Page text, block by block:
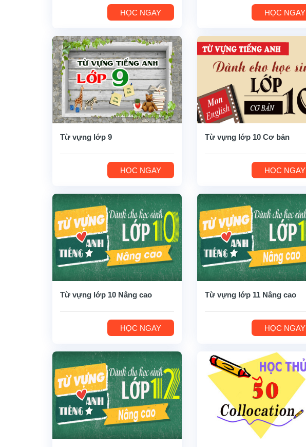
HỌC NGAY HỌC NGAY
Từ vựng lớp 9
HỌC NGAY
Từ vựng lớp 10 Cơ bản
HỌC NGAY
Từ vựng lớp 10 Nâng cao
HỌC NGAY
Từ vựng lớp 11 Nâng cao
HỌC NGAY